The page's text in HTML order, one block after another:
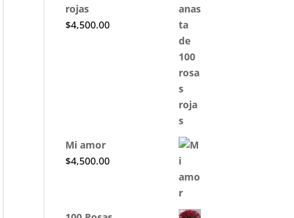
rojas
$4,500.00
Mi amor
$4,500.00